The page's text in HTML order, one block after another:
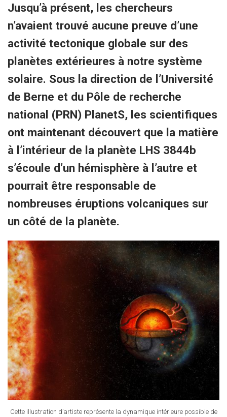
Jusqu’à présent, les chercheurs
n’avaient trouvé aucune preuve d’une
activité tectonique globale sur des
planètes extérieures à notre système
solaire. Sous la direction de l’Université
de Berne et du Pôle de recherche
national (PRN) PlanetS, les scientifiques
ont maintenant découvert que la matière
à l’intérieur de la planète LHS 3844b
s’écoule d’un hémisphère à l’autre et
pourrait être responsable de
nombreuses éruptions volcaniques sur
un côté de la planète.
Cette illustration d’artiste représente la dynamique intérieure possible de